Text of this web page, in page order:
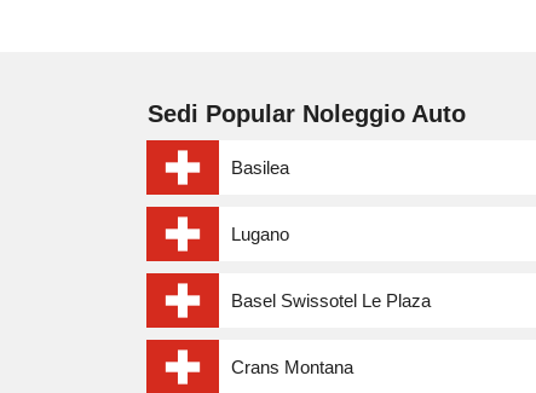
Sedi Popular Noleggio Auto
Basilea
Lugano
Basel Swissotel Le Plaza
Crans Montana